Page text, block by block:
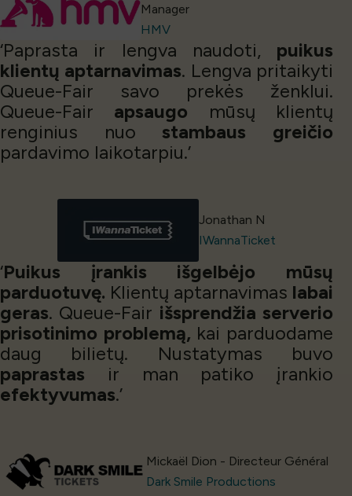
Manager
HMV
‘Paprasta ir lengva naudoti, puikus
klientų aptarnavimas. Lengva pritaikyti
Queue-Fair savo prekės ženklui.
Queue-Fair apsaugo mūsų klientų
renginius nuostambaus greičio
pardavimo laikotarpiu.’
Jonathan N
IWannaTicket
‘Puikus įrankis išgelbėjo mūsų
parduotuvę. Klientų aptarnavimas labai
geras. Queue-Fair išsprendžia serverio
prisotinimo problemą, kai parduodame
daug bilietų. Nustatymas buvo
paprastas ir man patiko įrankio
efektyvumas.’
Mickaël Dion - Directeur Général
Dark Smile Productions